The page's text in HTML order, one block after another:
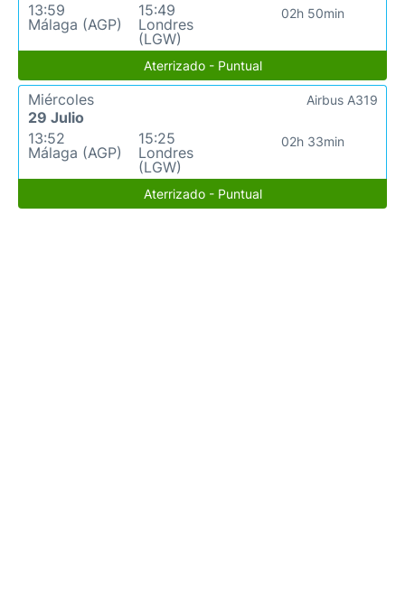
13:59
Málaga (AGP)
15:49
Londres
(LGW)
02h 50min
Aterrizado - Puntual
Miércoles
29 Julio
13:52
Málaga (AGP)
15:25
Londres
(LGW)
02h 33min
Airbus A319
Aterrizado - Puntual